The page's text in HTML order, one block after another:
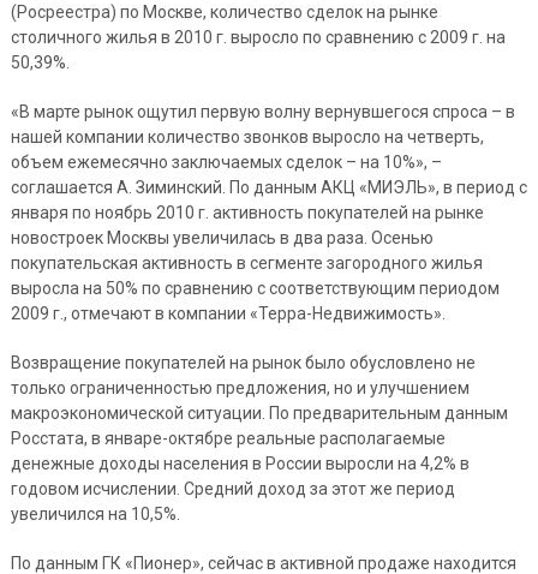
(Росреестра) по Москве, количество сделок на рынке
столичного жилья в 2010 г. выросло по сравнению с 2009 г. на
50,39%.
«В марте рынок ощутил первую волну вернувшегося спроса – в
нашей компании количество звонков выросло на четверть,
объем ежемесячно заключаемых сделок – на 10%», –
соглашается А. Зиминский. По данным АКЦ «МИЭЛЬ», в период с
января по ноябрь 2010 г. активность покупателей на рынке
новостроек Москвы увеличилась в два раза. Осенью
покупательская активность в сегменте загородного жилья
выросла на 50% по сравнению с соответствующим периодом
2009 г., отмечают в компании «Терра-Недвижимость».
Возвращение покупателей на рынок было обусловлено не
только ограниченностью предложения, но и улучшением
макроэкономической ситуации. По предварительным данным
Росстата, в январе-октябре реальные располагаемые
денежные доходы населения в России выросли на 4,2% в
годовом исчислении. Средний доход за этот же период
увеличился на 10,5%.
По данным ГК «Пионер», сейчас в активной продаже находится